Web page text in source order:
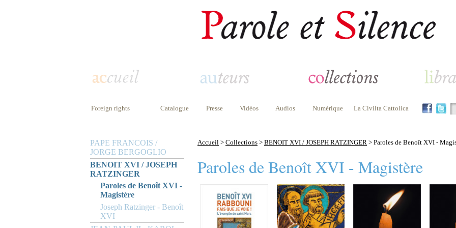
Foreign rights Catalogue Presse Vidéos Audios Numérique La Civilta Cattolica
PAPE FRANCOIS /
JORGE BERGOGLIO
BENOIT XVI / JOSEPH
RATZINGER
Paroles de Benoît XVI -
Magistère
Joseph Ratzinger - Benoît
XVI
Accueil > Collections > BENOIT XVI / JOSEPH RATZINGER > Paroles de Benoît XVI -
Paroles de Benoît XVI - Magistère